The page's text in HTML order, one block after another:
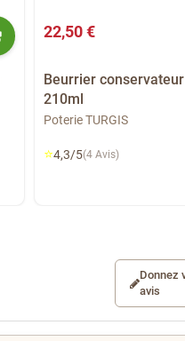
22,50 €
Beurrier
210ml
Poterie TURGIS
⭐4,3/5(4 Avis)
Donnez
avis